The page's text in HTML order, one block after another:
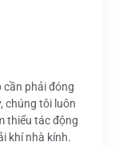
cần phải đóng
chúng tôi luôn
thiểu tác động
khí nhà kính.